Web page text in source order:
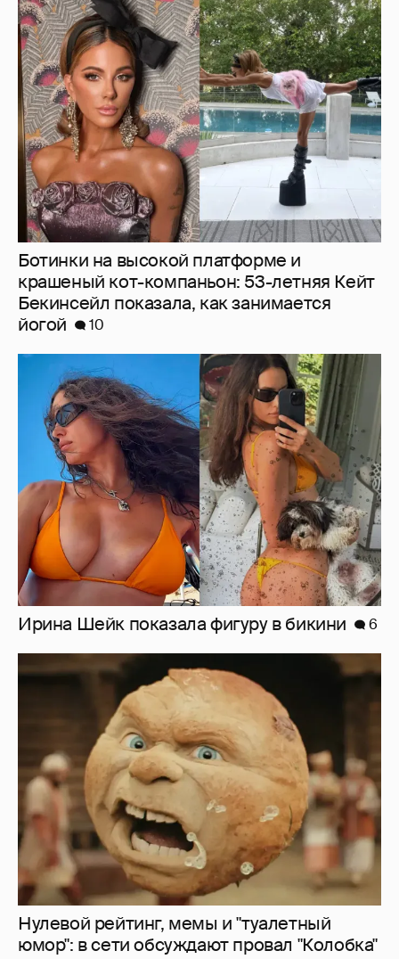
Ботинки на высокой платформе и
крашеный кот-компаньон: 53-летняя Кейт
Бекинсейл показала, как занимается
йогой
10
Ирина Шейк показала фигуру в бикини 6
Нулевой рейтинг, мемы и "туалетный
юмор": в сети обсуждают провал "Колобка"